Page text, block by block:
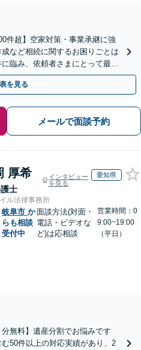
件超】空家対策・事業承継に強
など相続に関するお困りごとは
臨み、依頼者さまにとって最善
無料駐車場あり】
を見る
メールで面談予約
厚希
士
インタビュー
を見る
愛知県
ル法律事務所
岐阜市 か
らも相談
受付中
面談方法(対面・
電話・ビデオな
ど)は応相談
営業時間：0
9:00~19:00
（平日）
無料】遺産分割でお悩みです
50件以上の対応実績があり、2